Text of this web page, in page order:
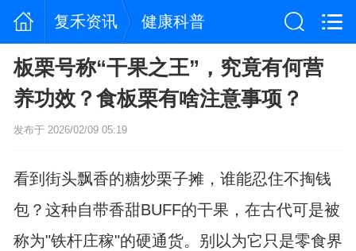
复禾资讯 健康科普
板栗号称“干果之王”，究竟有何营
养功效？食板栗有啥注意事项？
发布于 2026/02/09 05:19
看到街头飘香的糖炒栗子摊，谁能忍住不掏钱
包？这种自带香甜BUFF的干果，在古代可是被
称为"铁杆庄稼"的硬通货。别以为它只是零食界